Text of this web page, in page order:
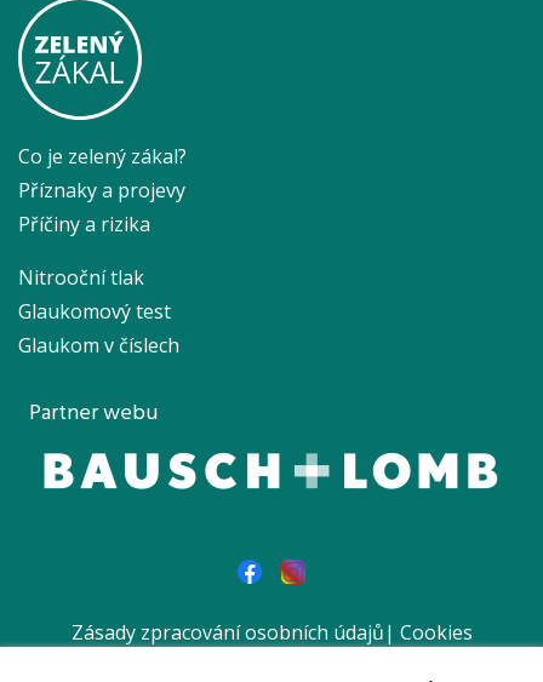
Co je zelený zákal?
Příznaky a projevy
Příčiny a rizika
Nitrooční tlak
Glaukomový test
Glaukom v číslech
Partner webu
Zásady zpracování osobních údajů| Cookies